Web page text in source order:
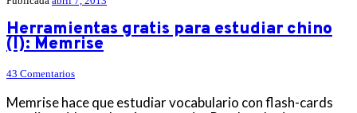
Herramientas gratis para estudiar chino
(I): Memrise
43 Comentarios
Memrise hace que estudiar vocabulario con flash-cards